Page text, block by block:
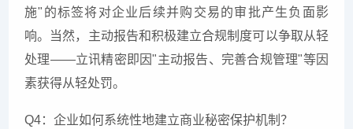
施"的标签将对企业后续并购交易的审批产生负面影
响。当然，主动报告和积极建立合规制度可以争取从轻
处理——立讯精密即因"主动报告、完善合规管理"等因
素获得从轻处罚。
Q4：企业如何系统性地建立商业秘密保护机制？